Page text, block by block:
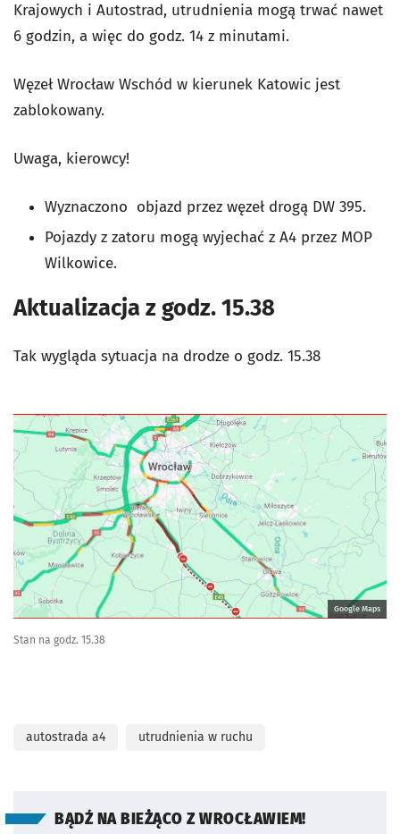
Krajowych i Autostrad, utrudnienia mogą trwać nawet
6 godzin, a więc do godz. 14 z minutami.
Węzeł Wrocław Wschód w kierunek Katowic jest
zablokowany.
Uwaga, kierowcy!
Wyznaczono objazd przez węzeł drogą DW 395.
Pojazdy z zatoru mogą wyjechać z A4 przez MOP
Wilkowice.
Aktualizacja z godz. 15.38
Tak wygląda sytuacja na drodze o godz. 15.38
Google Maps
Stan na godz. 15.38
autostrada a4 utrudnienia w ruchu
BĄDŹ NA BIEŻĄCO Z WROCŁAWIEM!